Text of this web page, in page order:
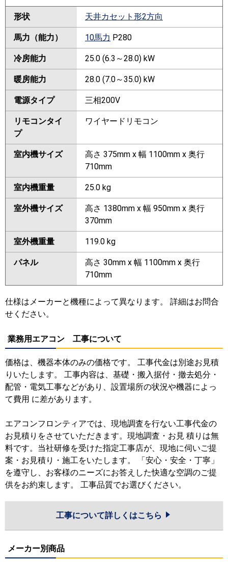
形状 天井カセット形2方向
馬力（能力） 10馬力 P280
冷房能力 25.0 (6.3～28.0) kW
暖房能力 28.0 (7.0～35.0) kW
電源タイプ 三相200V
リモコンタイ
プ
ワイヤードリモコン
室内機サイズ
高さ 375mm x 幅 1100mm x 奥行
710mm
室内機重量 25.0 kg
室外機サイズ
高さ 1380mm x 幅 950mm x 奥行
370mm
室外機重量 119.0 kg
パネル
高さ 30mm x 幅 1100mm x 奥行
710mm
仕様はメーカーと機種によって異なります。 詳細はお問合
せください。
業務用エアコン 工事について
価格は、機器本体のみの価格です。 工事代金は別途お見積
りいたします。 工事内容は、基礎・搬入据付・撤去処分・
配管・電気工事などがあり、設置場所の状況や機器によっ
て費用 に差があります。
エアコンフロンティアでは、現地調査を行ない工事代金の
お見積りをさせていただきます。現地調査・お見 積りは無
料です。当社研修を受けた指定工事店が、現地に伺いご提
案・お見積り・施工をいたします。 「安心・安全・丁寧」
を遵守し、お客様のニーズにお答えした快適な空調のご提
供をお約束します。 工事品質でお選びください。
工事について詳しくはこちら
メーカー別商品